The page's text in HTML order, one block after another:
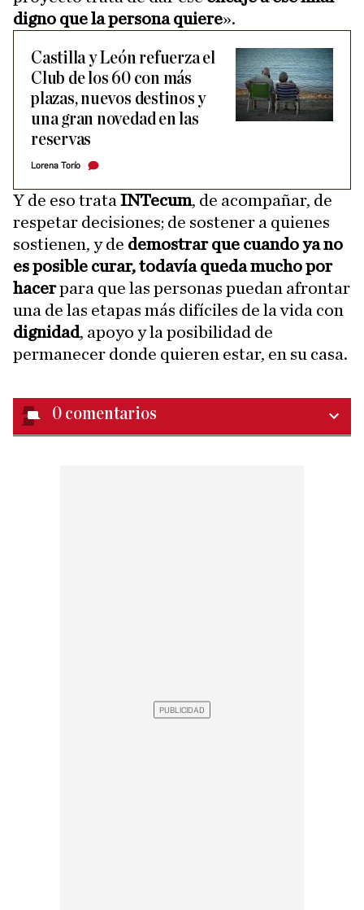
digno que la persona quiere».
Castilla y León refuerza el
Club de los 60 con más
plazas, nuevos destinos y
una gran novedad en las
reservas
Lorena Torío
Y de eso trata INTecum, de acompañar, de
respetar decisiones; de sostener a quienes
sostienen, y de demostrar que cuando ya no
es posible curar, todavía queda mucho por
hacerpara que las personas puedan afrontar
una de las etapas más difíciles de la vida con
dignidad, apoyo y la posibilidad de
permanecer donde quieren estar, en su casa.
0 comentarios